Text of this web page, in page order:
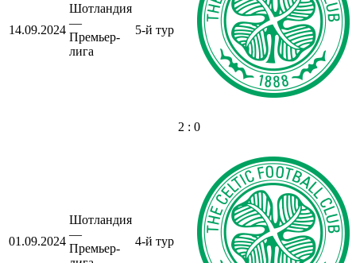
14.09.2024
Шотландия
—
Премьер-
лига
5-й тур
2 : 0
01.09.2024
Шотландия
—
Премьер-
4-й тур